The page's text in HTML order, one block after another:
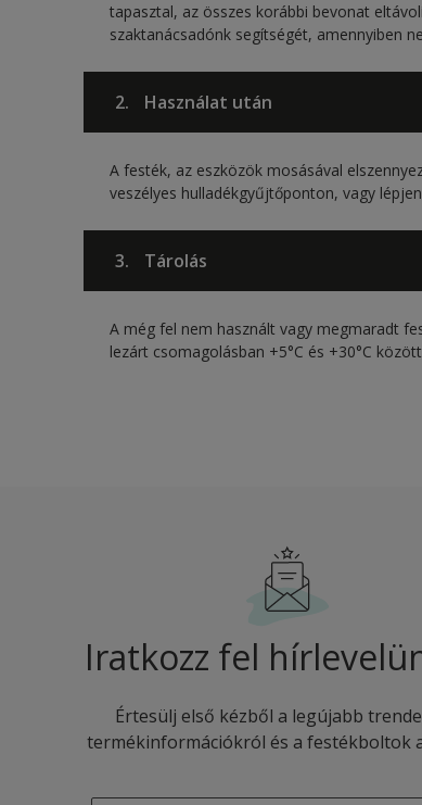
tapasztal, az összes korábbi bevonat
szaktanácsadónk segítségét, amennyiben
2. Használat után
A festék, az eszközök mosásával
veszélyes hulladékgyűjtőponton, vagy
3. Tárolás
A még fel nem használt vagy megmaradt
lezárt csomagolásban +5°C és +30°C között.
Iratkozz fel
Értesülj első kézből a legújabb
termékinformációkról és a festékboltok